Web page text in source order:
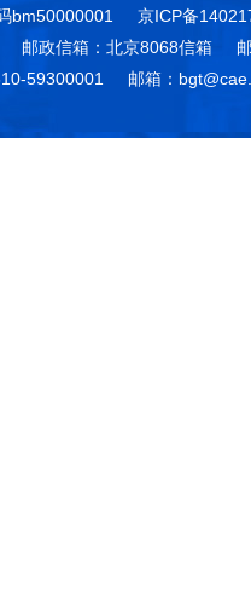
bm50000001
京ICP备
邮政信箱：北京8068信箱
59300001 邮箱：